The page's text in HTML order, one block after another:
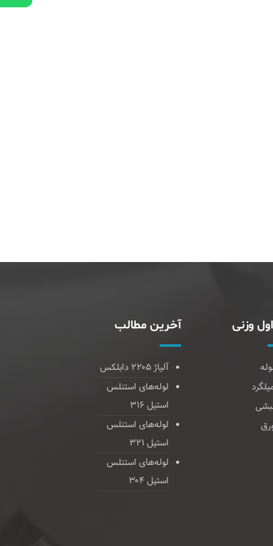
وزنی آخرین مطالب
آلیاژ ۲۲۰۵ دابلکس
لوله‌های استنلس
استیل ۳۱۶
لوله‌های استنلس
استیل ۳۲۱
لوله‌های استنلس
استیل ۳۰۴